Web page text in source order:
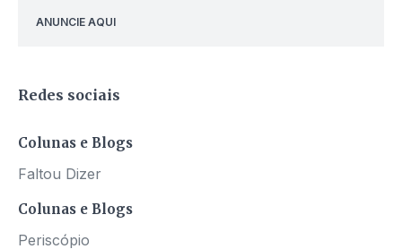
ANUNCIE AQUI
Redes sociais
Colunas e Blogs
Faltou Dizer
Colunas e Blogs
Periscópio